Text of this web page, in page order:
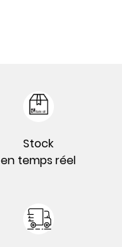
Stock
en temps réel